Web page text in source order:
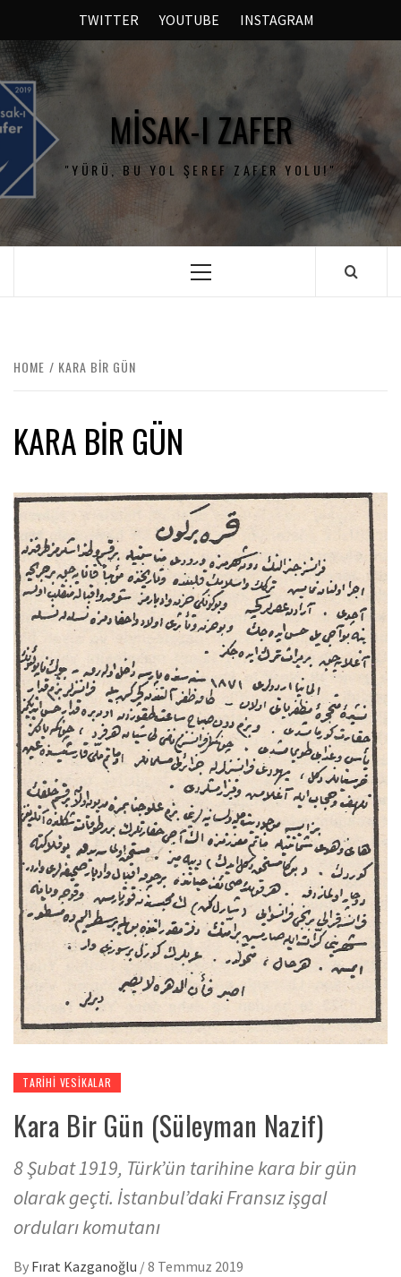
TWITTER YOUTUBE INSTAGRAM
MISAK-I ZAFER
"YÜRÜ, BU YOL ŞEREF ZAFER YOLU!"
HOME KARA BIR GÜN
KARA BIR GÜN
TARIHI VESIKALAR
Kara Bir Gün (Süleyman Nazif)
8 Şubat 1919, Türk’ün tarihine kara bir gün
olarak geçti. İstanbul’daki Fransız işgal
orduları komutanı
By Fırat Kazganoğlu /8 Temmuz 2019